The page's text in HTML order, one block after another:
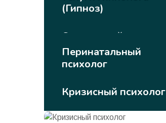
(Гипноз)
Спортивный психолог
Перинатальный
психолог
Кризисный психолог